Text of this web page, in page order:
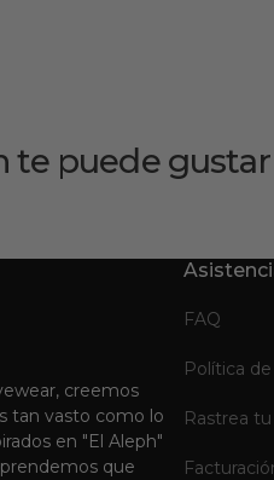
te puede gustar
creemos
tan vasto como lo
en "El Aleph"
que
FAQ
Política
Rastrea